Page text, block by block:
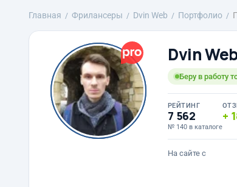
Главная Фрилансеры Dvin Web Портфолио
Dvin
Беру в работу
РЕЙТИНГ
7 562
№ 140 в каталоге
На сайте с